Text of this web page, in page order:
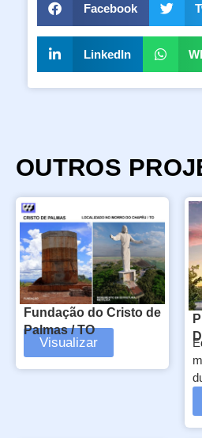
Facebook
LinkedIn
OUTROS
Fundação do Cristo de
Palmas / TO
Visualizar